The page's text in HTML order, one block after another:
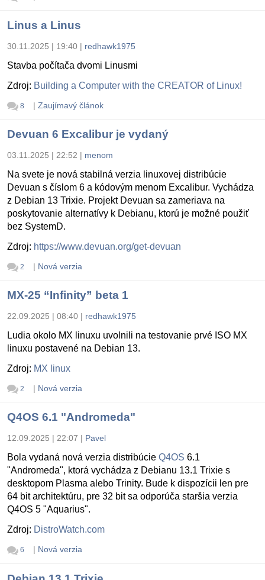
Linus a Linus
30.11.2025 | 19:40 | redhawk1975
Stavba počítača dvomi Linusmi
Zdroj: Building a Computer with the CREATOR of Linux!
8 | Zaujímavý článok
Devuan 6 Excalibur je vydaný
03.11.2025 | 22:52 | menom
Na svete je nová stabilná verzia linuxovej distribúcie
Devuan s číslom 6 a kódovým menom Excalibur. Vychádza
z Debian 13 Trixie. Projekt Devuan sa zameriava na
poskytovanie alternatívy k Debianu, ktorú je možné použiť
bez SystemD.
Zdroj: https://www.devuan.org/get-devuan
2 | Nová verzia
MX-25 “Infinity” beta 1
22.09.2025 | 08:40 | redhawk1975
Ludia okolo MX linuxu uvolnili na testovanie prvé ISO MX
linuxu postavené na Debian 13.
Zdroj: MX linux
2 | Nová verzia
Q4OS 6.1 "Andromeda"
12.09.2025 | 22:07 | Pavel
Bola vydaná nová verzia distribúcie Q4OS 6.1
"Andromeda", ktorá vychádza z Debianu 13.1 Trixie s
desktopom Plasma alebo Trinity. Bude k dispozícii len pre
64 bit architektúru, pre 32 bit sa odporúča staršia verzia
Q4OS 5 "Aquarius".
Zdroj: DistroWatch.com
6 | Nová verzia